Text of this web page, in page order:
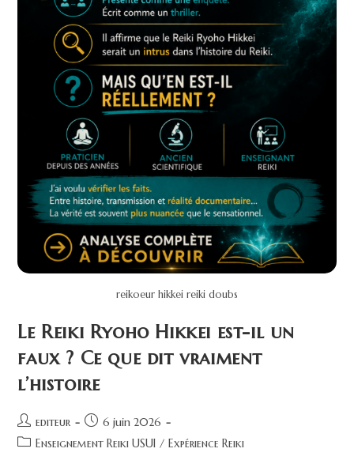
reikoeur hikkei reiki doubs
Le Reiki Ryoho Hikkei est-il un
faux ? Ce que dit vraiment
l’histoire
editeur
6 juin 2026
Enseignement Reiki USUI / Expérience Reiki